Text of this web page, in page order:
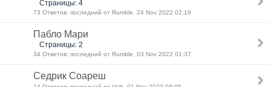
Страницы: 4
73 Ответов: последний от Rumble, 24 Nov 2022 02:16
Пабло Мари
Страницы: 2
34 Ответов: последний от Rumble, 03 Nov 2022 01:37
Седрик Соареш